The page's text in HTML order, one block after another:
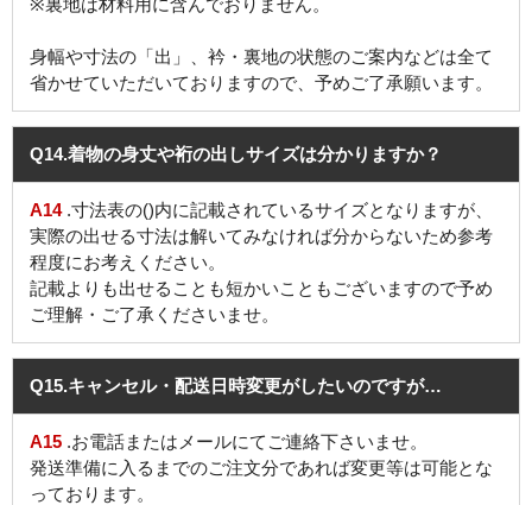
※裏地は材料用に含んでおりません。
身幅や寸法の「出」、衿・裏地の状態のご案内などは全て
省かせていただいておりますので、予めご了承願います。
Q14.着物の身丈や裄の出しサイズは分かりますか？
A14 .寸法表の()内に記載されているサイズとなりますが、
実際の出せる寸法は解いてみなければ分からないため参考
程度にお考えください。
記載よりも出せることも短かいこともございますので予め
ご理解・ご了承くださいませ。
Q15.キャンセル・配送日時変更がしたいのですが…
A15 .お電話またはメールにてご連絡下さいませ。
発送準備に入るまでのご注文分であれば変更等は可能とな
っております。